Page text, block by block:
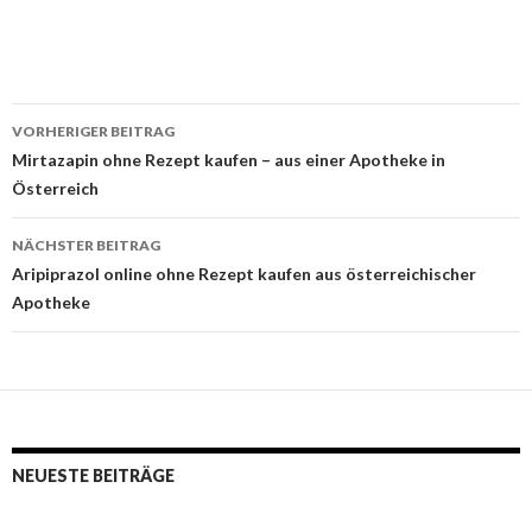
Beitrags-
Navigation
VORHERIGER BEITRAG
Mirtazapin ohne Rezept kaufen – aus einer Apotheke in
Österreich
NÄCHSTER BEITRAG
Aripiprazol online ohne Rezept kaufen aus österreichischer
Apotheke
NEUESTE BEITRÄGE